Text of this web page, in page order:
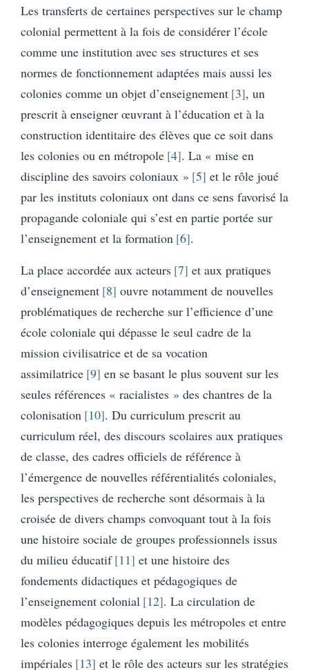
Les transferts de certaines perspectives sur le champ
colonial permettent à la fois de considérer l’école
comme une institution avec ses structures et ses
normes de fonctionnement adaptées mais aussi les
colonies comme un objet d’enseignement 3 , un
prescrit à enseigner œuvrant à l’éducation et à la
construction identitaire des élèves que ce soit dans
les colonies ou en métropole 4 . La « mise en
discipline des savoirs coloniaux » 5 et le rôle joué
par les instituts coloniaux ont dans ce sens favorisé la
propagande coloniale qui s’est en partie portée sur
l’enseignement et la formation 6 .
La place accordée aux acteurs 7 et aux pratiques
d’enseignement 8 ouvre notamment de nouvelles
problématiques de recherche sur l’efficience d’une
école coloniale qui dépasse le seul cadre de la
mission civilisatrice et de sa vocation
assimilatrice 9 en se basant le plus souvent sur les
seules références « racialistes » des chantres de la
colonisation 10 . Du curriculum prescrit au
curriculum réel, des discours scolaires aux pratiques
de classe, des cadres officiels de référence à
l’émergence de nouvelles référentialités coloniales,
les perspectives de recherche sont désormais à la
croisée de divers champs convoquant tout à la fois
une histoire sociale de groupes professionnels issus
du milieu éducatif 11 et une histoire des
fondements didactiques et pédagogiques de
l’enseignement colonial 12 . La circulation de
modèles pédagogiques depuis les métropoles et entre
les colonies interroge également les mobilités
impériales 13 et le rôle des acteurs sur les stratégies